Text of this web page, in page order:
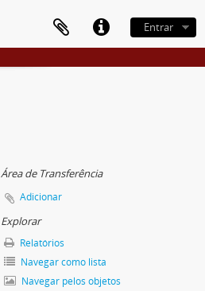
Entrar
Área de Transferência
Adicionar
Explorar
Relatórios
Navegar como lista
Navegar pelos objetos